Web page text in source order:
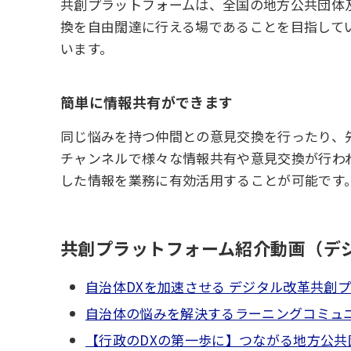
共創プラットフォームは、全国の地方公共団
換を自由闊達に行える場であることを目指し
います。
簡単に情報共有ができます
同じ悩みを持つ仲間との意見交換を行ったり
チャンネルで様々な情報共有や意見交換が行
した情報を業務に有効活用することが可能です
共創プラットフォーム紹介動画（デ
自治体DXを加速させる デジタル改革共創
自治体の悩みを解決するラーニングコミ
【行政のDXの第一歩に】つながる地方公